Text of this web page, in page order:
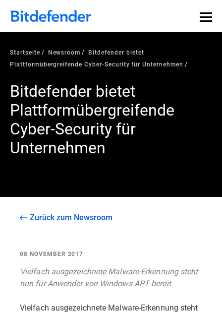
Startseite Newsroom
Bitdefender bietet
Plattformübergreifende Cyber-Security für Unternehmen
Bitdefender bietet
Plattformübergreifende
Cyber-Security für
Unternehmen
Zurück zum Newsroom
08 NOVEMBER 2017
Vielfach ausgezeichnete Malware-Erkennung steht
nun für Anwender von Windows APT bereit
Vielfach ausgezeichnete Malware-Erkennung steht